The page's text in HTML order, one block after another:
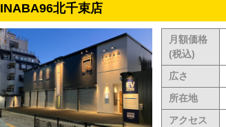
INABA96北千束店
月額価格
(税込)
広さ
所在地
アクセス